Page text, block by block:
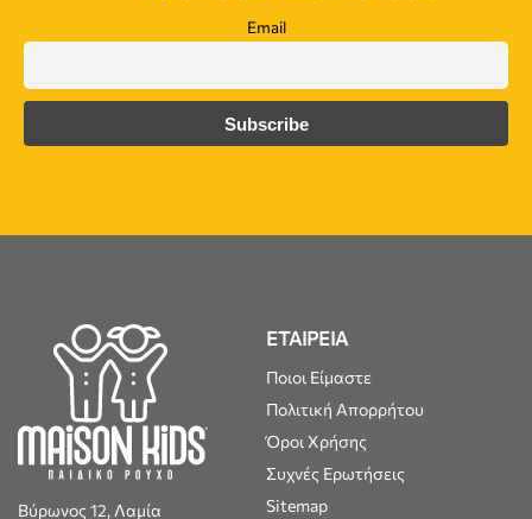
Email
Βύρωνος 12, Λαμία
ΕΤΑΙΡΕΙΑ
Ποιοι Είμαστε
Πολιτική Απορρήτου
Όροι Χρήσης
Συχνές Ερωτήσεις
Sitemap